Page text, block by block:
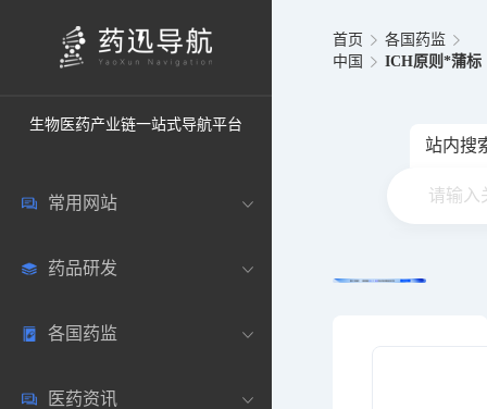
生物医药产业链一站式导航平台
常用网站
中国常用
药圈资讯
邮箱登录
药品研发
药研数据库
药品说明书
各国药监
中国
医药资讯
首页
各国药监
中国
ICH原则*蒲标
站内搜